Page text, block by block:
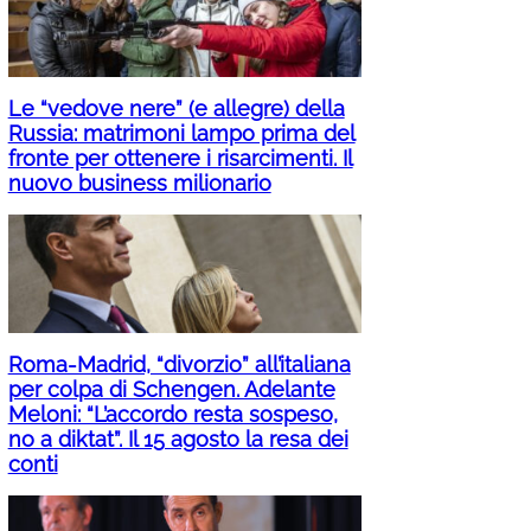
Le “vedove nere” (e allegre) della
Russia: matrimoni lampo prima del
fronte per ottenere i risarcimenti. Il
nuovo business milionario
Roma-Madrid, “divorzio” all’italiana
per colpa di Schengen. Adelante
Meloni: “L’accordo resta sospeso,
no a diktat”. Il 15 agosto la resa dei
conti